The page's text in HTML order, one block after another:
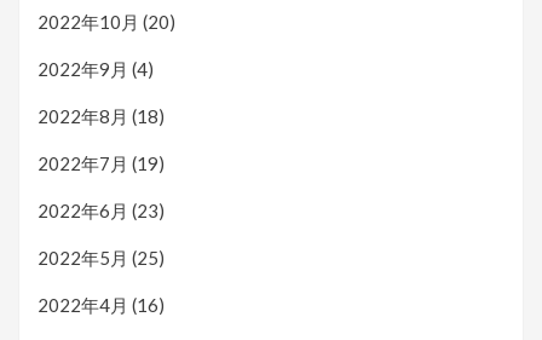
2022年10月 (20)
2022年9月 (4)
2022年8月 (18)
2022年7月 (19)
2022年6月 (23)
2022年5月 (25)
2022年4月 (16)